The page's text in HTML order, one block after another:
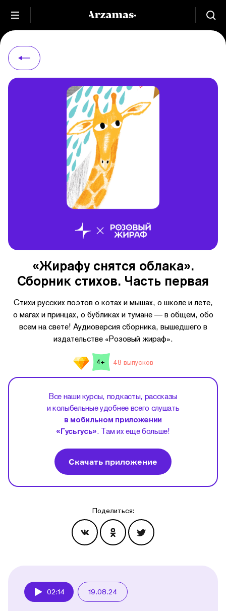
«Жирафу снятся облака».
Сборник стихов. Часть первая
Стихи русских поэтов о котах и мышах, о школе и лете,
о магах и принцах, о бубликах и тумане — в общем, обо
всем на свете! Аудиоверсия сборника, вышедшего в
издательстве «Розовый жираф».
4+ 48 выпусков
Все наши курсы, подкасты, рассказы
и колыбельные удобнее всего слушать
в мобильном приложении
«Гусьгусь». Там их еще больше!
Скачать приложение
Поделиться:
02:14 19.08.24